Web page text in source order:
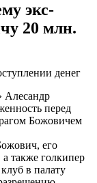
экс-
20 млн.
денег
Алесандр
перед
Божовичем
его
также голкипер
в палату